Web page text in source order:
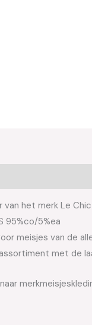
het merk Le
95%co/5%ea
meisjes van de
met de